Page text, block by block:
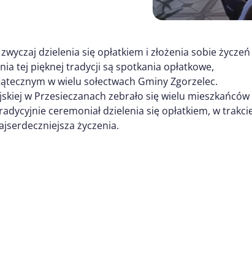
dzielenia się opłatkiem i złożenia sobie życzeń
tej pięknej tradycji są spotkania opłatkowe,
w wielu sołectwach Gminy Zgorzelec.
w Przesieczanach zebrało się wielu mieszkańców
ceremoniał dzielenia się opłatkiem, w
życzenia.